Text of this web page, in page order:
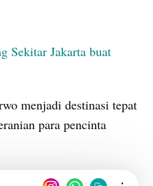
Sekitar Jakarta buat
menjadi destinasi tepat
para pencinta